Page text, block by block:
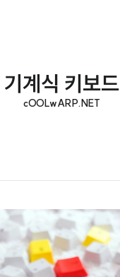
기계식 키보드
cOOLwARP.NET